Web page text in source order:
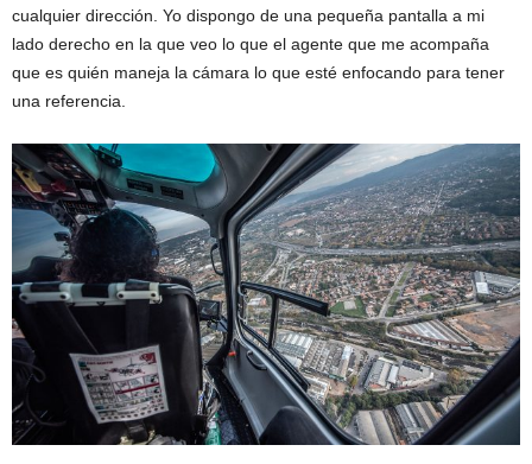
cualquier dirección. Yo dispongo de una pequeña pantalla a mi
lado derecho en la que veo lo que el agente que me acompaña
que es quién maneja la cámara lo que esté enfocando para tener
una referencia.